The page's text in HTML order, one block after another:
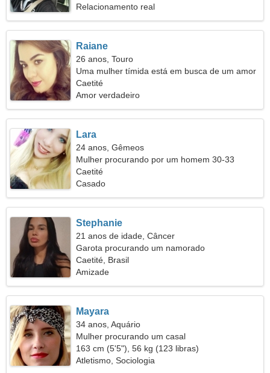
Relacionamento real
Raiane
26 anos, Touro
Uma mulher tímida está em busca de um amor
verdadeiro
Caetité
Amor verdadeiro
Lara
24 anos, Gêmeos
Mulher procurando por um homem 30-33
Caetité
Casado
Stephanie
21 anos de idade, Câncer
Garota procurando um namorado
Caetité, Brasil
Amizade
Mayara
34 anos, Aquário
Mulher procurando um casal
163 cm (5'5"), 56 kg (123 libras)
Atletismo, Sociologia